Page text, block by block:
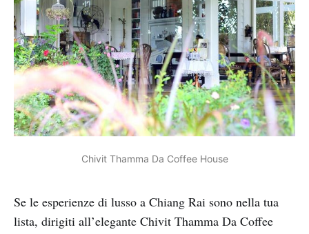
Chivit Thamma Da Coffee House
Se le esperienze di lusso a Chiang Rai sono nella tua
lista, dirigiti all’elegante Chivit Thamma Da Coffee